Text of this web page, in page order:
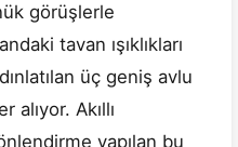
görüşlerle
tavan ışıklıkları
üç geniş avlu
alıyor. Akıllı
yapılan bu